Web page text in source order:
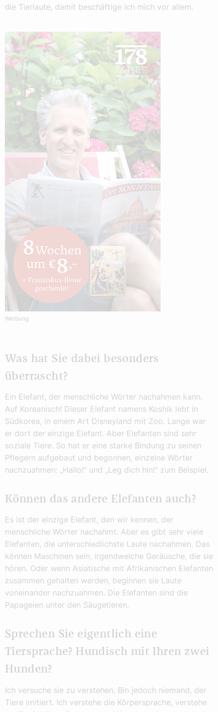
die Tierlaute, damit beschäftige ich mich vor allem.
Werbung
Was hat Sie dabei besonders
überrascht?
Ein Elefant, der menschliche Wörter nachahmen kann.
Auf Koreanisch! Dieser Elefant namens Koshik lebt in
Südkorea, in einem Art Disneyland mit Zoo. Lange war
er dort der einzige Elefant. Aber Elefanten sind sehr
soziale Tiere. So hat er eine starke Bindung zu seinen
Pflegern aufgebaut und begonnen, einzelne Wörter
nachzuahmen: „Hallo!“ und „Leg dich hin!“ zum Beispiel.
Können das andere Elefanten auch?
Es ist der einzige Elefant, den wir kennen, der
menschliche Wörter nachahmt. Aber es gibt sehr viele
Elefanten, die unterschiedlichste Laute nachahmen. Das
können Maschinen sein, irgendwelche Geräusche, die sie
hören. Oder wenn Asiatische mit Afrikanischen Elefanten
zusammen gehalten werden, beginnen sie Laute
voneinander nachzuahmen. Die Elefanten sind die
Papageien unter den Säugetieren.
Sprechen Sie eigentlich eine
Tiersprache? Hundisch mit Ihren zwei
Hunden?
Ich versuche sie zu verstehen. Bin jedoch niemand, der
Tiere imitiert. Ich verstehe die Körpersprache, verstehe